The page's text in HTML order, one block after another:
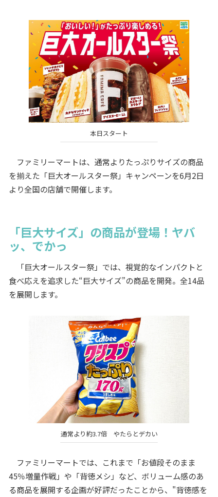
本日スタート
ファミリーマートは、通常よりたっぷりサイズの商品
を揃えた「巨大オールスター祭」キャンペーンを6月2日
より全国の店舗で開催します。
「巨大サイズ」の商品が登場！ヤバ
ッ、でかっ
「巨大オールスター祭」では、視覚的なインパクトと
食べ応えを追求した“巨大サイズ”の商品を開発。全14品
を展開します。
通常より約3.7倍 やたらとデカい
ファミリーマートでは、これまで「お値段そのまま
45％増量作戦」や「背徳メシ」など、ボリューム感のあ
る商品を展開する企画が好評だったことから、"背徳感を